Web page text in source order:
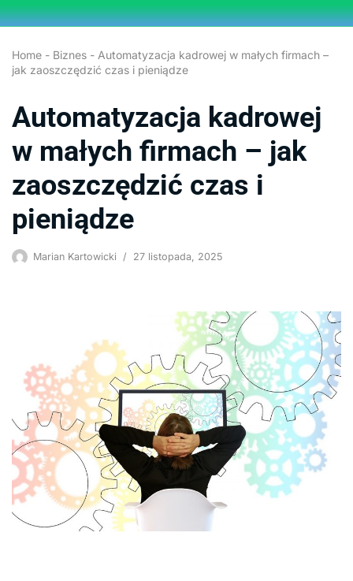
do
treści
Home - Biznes - Automatyzacja kadrowej w małych firmach –
jak zaoszczędzić czas i pieniądze
Automatyzacja kadrowej
w małych firmach – jak
zaoszczędzić czas i
pieniądze
Marian Kartowicki 27 listopada, 2025